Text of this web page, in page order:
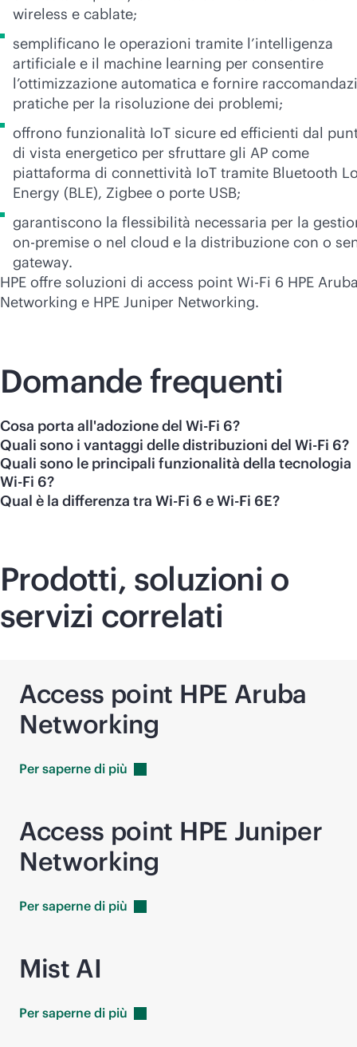
wireless e cablate;
semplificano le operazioni tramite l’intelligenza
artificiale e il machine learning per consentire
l’ottimizzazione automatica e fornire
pratiche per la risoluzione dei problemi;
offrono funzionalità IoT sicure ed efficienti dal
di vista energetico per sfruttare gli AP come
piattaforma di connettività IoT tramite Bluetooth
Energy (BLE), Zigbee o porte USB;
garantiscono la flessibilità necessaria per la
on-premise o nel cloud e la distribuzione con o
gateway.
HPE offre soluzioni di access point Wi-Fi 6 HPE
Networking e HPE Juniper Networking.
Domande frequenti
Cosa porta all'adozione del Wi-Fi 6?
Quali sono i vantaggi delle distribuzioni del Wi-Fi 6?
Quali sono le principali funzionalità della tecnologia
Wi-Fi 6?
Qual è la differenza tra Wi-Fi 6 e Wi-Fi 6E?
Prodotti, soluzioni o
servizi correlati
Access point HPE Aruba
Networking
Per saperne di più
Access point HPE Juniper
Networking
Per saperne di più
Mist AI
Per saperne di più